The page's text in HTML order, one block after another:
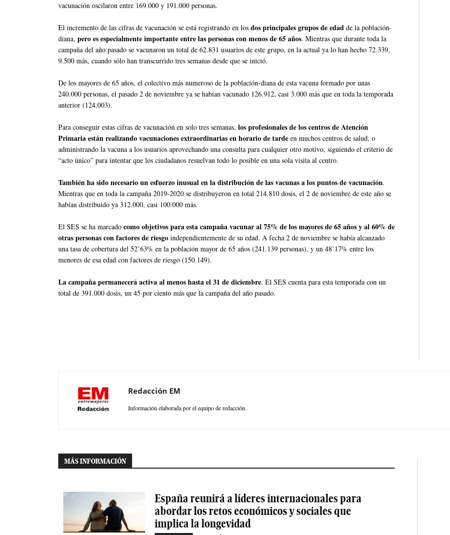
vacunación oscilaron entre 169.000 y 191.000 personas.
El incremento de las cifras de vacunación se está registrando en los dos principales grupos de edad de la población-
diana, pero es especialmente importante entre las personas con menos de 65 años. Mientras que durante toda la
campaña del año pasado se vacunaron un total de 62.831 usuarios de este grupo, en la actual ya lo han hecho 72.339,
9.500 más, cuando sólo han transcurrido tres semanas desde que se inició.
De los mayores de 65 años, el colectivo más numeroso de la población-diana de esta vacuna formado por unas
240.000 personas, el pasado 2 de noviembre ya se habían vacunado 126.912, casi 3.000 más que en toda la temporada
anterior (124.003).
Para conseguir estas cifras de vacunación en solo tres semanas, los profesionales de los centros de Atención
Primaria están realizando vacunaciones extraordinarias en horario de tarde en muchos centros de salud, o
administrando la vacuna a los usuarios aprovechando una consulta para cualquier otro motivo, siguiendo el criterio de
“acto único” para intentar que los ciudadanos resuelvan todo lo posible en una sola visita al centro.
También ha sido necesario un esfuerzo inusual en la distribución de las vacunas a los puntos de vacunación.
Mientras que en toda la campaña 2019-2020 se distribuyeron en total 214.810 dosis, el 2 de noviembre de este año se
habían distribuido ya 312.000, casi 100.000 más.
El SES se ha marcado como objetivos para esta campaña vacunar al 75% de los mayores de 65 años y al 60% de
otras personas con factores de riesgo independientemente de su edad. A fecha 2 de noviembre se había alcanzado
una tasa de cobertura del 52’63% en la población mayor de 65 años (241.139 personas), y un 48’17% entre los
menores de esa edad con factores de riesgo (150.149).
La campaña permanecerá activa al menos hasta el 31 de diciembre. El SES cuenta para esta temporada con un
total de 391.000 dosis, un 45 por ciento más que la campaña del año pasado.
Redacción EM
Información elaborada por el equipo de redacción.
MÁS INFORMACIÓN
España reunirá a líderes internacionales para
abordar los retos económicos y sociales que
implica la longevidad